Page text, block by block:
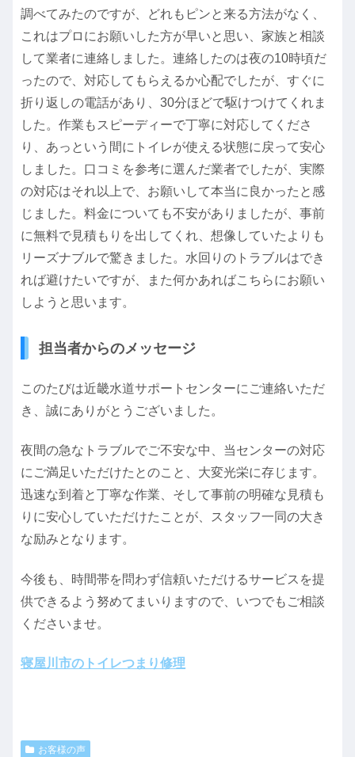
調べてみたのですが、どれもピンと来る方法がなく、
これはプロにお願いした方が早いと思い、家族と相談
して業者に連絡しました。連絡したのは夜の10時頃だ
ったので、対応してもらえるか心配でしたが、すぐに
折り返しの電話があり、30分ほどで駆けつけてくれま
した。作業もスピーディーで丁寧に対応してくださ
り、あっという間にトイレが使える状態に戻って安心
しました。口コミを参考に選んだ業者でしたが、実際
の対応はそれ以上で、お願いして本当に良かったと感
じました。料金についても不安がありましたが、事前
に無料で見積もりを出してくれ、想像していたよりも
リーズナブルで驚きました。水回りのトラブルはでき
れば避けたいですが、また何かあればこちらにお願い
しようと思います。
担当者からのメッセージ
このたびは近畿水道サポートセンターにご連絡いただ
き、誠にありがとうございました。
夜間の急なトラブルでご不安な中、当センターの対応
にご満足いただけたとのこと、大変光栄に存じます。
迅速な到着と丁寧な作業、そして事前の明確な見積も
りに安心していただけたことが、スタッフ一同の大き
な励みとなります。
今後も、時間帯を問わず信頼いただけるサービスを提
供できるよう努めてまいりますので、いつでもご相談
くださいませ。
寝屋川市のトイレつまり修理
お客様の声